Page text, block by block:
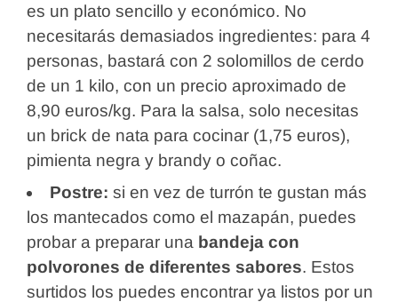
es un plato sencillo y económico. No
necesitarás demasiados ingredientes: para 4
personas, bastará con 2 solomillos de cerdo
de un 1 kilo, con un precio aproximado de
8,90 euros/kg. Para la salsa, solo necesitas
un brick de nata para cocinar (1,75 euros),
pimienta negra y brandy o coñac.
Postre: si en vez de turrón te gustan más
los mantecados como el mazapán, puedes
probar a preparar una bandeja con
polvorones de diferentes sabores. Estos
surtidos los puedes encontrar ya listos por un